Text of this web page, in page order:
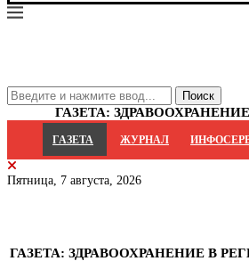
ГАЗЕТА:
ГАЗЕТА ЖУРНАЛ
Пятница, 7 августа, 2026
ГАЗЕТА: ЗДРАВООХРАНЕНИЕ В